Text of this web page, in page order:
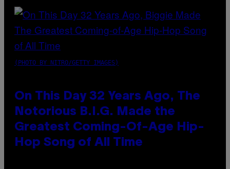
(PHOTO BY NITRO/GETTY IMAGES)
On This Day 32 Years Ago, The
Notorious B.I.G. Made the
Greatest Coming-Of-Age Hip-
Hop Song of All Time